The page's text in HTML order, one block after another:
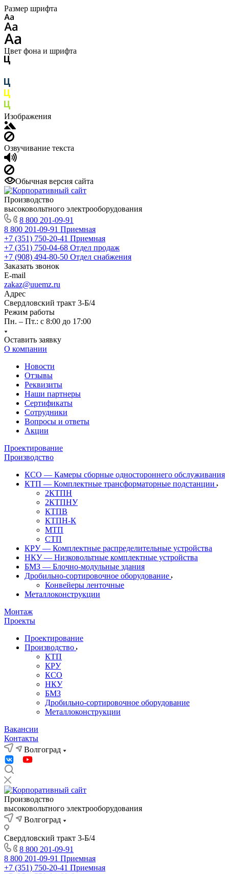
Размер шрифта
Цвет фона и шрифта
Изображения
Озвучивание текста
Обычная версия сайта
Производство
высоковольтного электрооборудования
8 800 201-09-91
8 800 201-09-91 Приемная
+7 (351) 750-20-41 Приемная
+7 (351) 750-04-68 Отдел продаж
+7 (908) 494-80-50 Отдел снабжения
Заказать звонок
E-mail
zakaz@uuemz.ru
Адрес
Свердловский тракт 3-Б/4
Режим работы
Пн. – Пт.: с 8:00 до 17:00
Оставить заявку
О компании
Новости
Отзывы
Реквизиты
Наши партнеры
Сертификаты
Сотрудники
Вопросы и ответы
Акции
Проектирование
Производство
КСО — Камеры сборные одностороннего обслуживания
КТП — Комплектные трансформаторные подстанции
2КТПН
2КТПНУ
КТПВ
КТПН-К
МТП
СТП
КРУ — Комплектные распределительные устройства
НКУ — Низковольтные комплектные устройства
БМЗ — Блочно-модульные здания
Дробильно-сортировочное оборудование
Конвейеры ленточные
Металлоконструкции
Монтаж
Проекты
Проектирование
Производство
КТП
КРУ
КСО
НКУ
БМЗ
Дробильно-сортировочное оборудование
Металлоконструкции
Вакансии
Контакты
Волгоград
Производство
высоковольтного электрооборудования
Волгоград
Свердловский тракт 3-Б/4
8 800 201-09-91
8 800 201-09-91 Приемная
+7 (351) 750-20-41 Приемная